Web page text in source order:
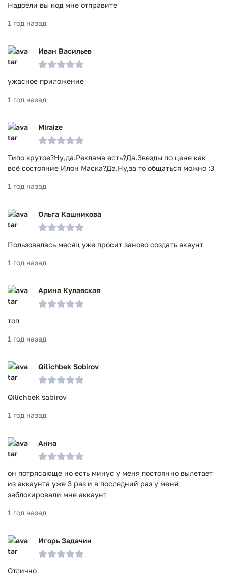
Надоели вы код мне отправите
1 год назад
Иван Васильев
ужасное приложение
1 год назад
Miraize
Типо крутое?Ну,да.Реклама есть?Да.Звезды по цене как
всё состояние Илон Маска?Да.Ну,за то общаться можно :3
1 год назад
Ольга Кашникова
Пользовалась месяц уже просит заново создать акаунт
1 год назад
Арина Кулавская
топ
1 год назад
Qilichbek Sobirov
Qilichbek sabirov
1 год назад
Анна
он потрясающе но есть минус у меня постоянно вылетает
из аккаунта уже 3 раз и в последний раз у меня
заблокировали мне аккаунт
1 год назад
Игорь Задачин
Отлично